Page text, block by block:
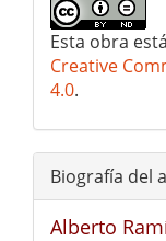
Esta obra
Creative
4.0.
Biografía del
Alberto